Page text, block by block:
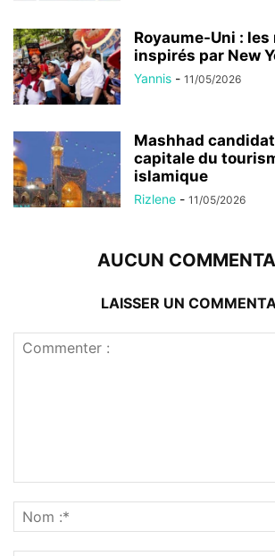
Royaume-Uni :
inspirés par New
Yannis - 11/05/2026
Mashhad
capitale du
islamique
Rizlene - 11/05/2026
AUCUN
LAISSER UN